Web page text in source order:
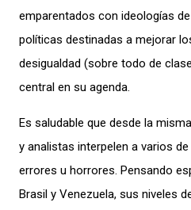
emparentados con ideologías
políticas destinadas a mejorar
desigualdad (sobre todo de
central en su agenda.
Es saludable que desde la
y analistas interpelen a varios
errores u horrores. Pensando
Brasil y Venezuela, sus niveles